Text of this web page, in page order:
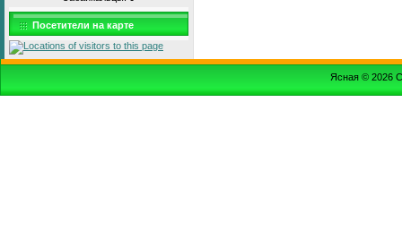
Посетители на карте
Ясная © 2026